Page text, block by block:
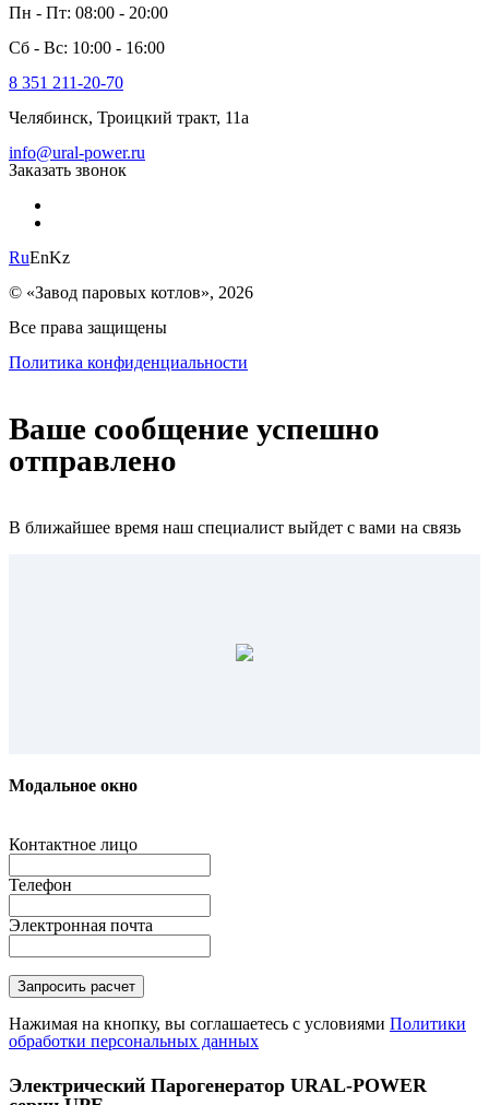
Пн - Пт: 08:00 - 20:00
Сб - Вс: 10:00 - 16:00
8 351 211-20-70
Челябинск, Троицкий тракт, 11а
info@ural-power.ru
Заказать звонок
RuEnKz
© «Завод паровых котлов», 2026
Все права защищены
Политика конфиденциальности
Ваше сообщение успешно
отправлено
В ближайшее время наш специалист выйдет с вами на связь
Модальное окно
Контактное лицо
Телефон
Электронная почта
Нажимая на кнопку, вы соглашаетесь с условиями Политики
обработки персональных данных
Электрический Парогенератор URAL-POWER